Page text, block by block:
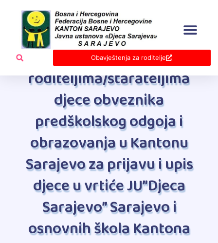
content
Obavještenja za roditelje
Javni pozivi
Javni poziv
roditeljima/starateljima
djece obveznika
predškolskog odgoja i
obrazovanja u Kantonu
Sarajevo za prijavu i upis
djece u vrtiće JU”Djeca
Sarajevo” Sarajevo i
osnovnih škola Kantona